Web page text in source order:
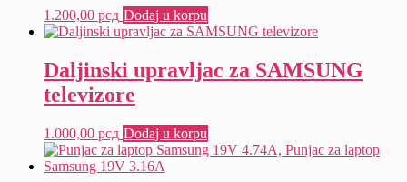
1.200,00 рсд Dodaj u korpu
Daljinski upravljac za SAMSUNG
televizore
1.000,00 рсд Dodaj u korpu